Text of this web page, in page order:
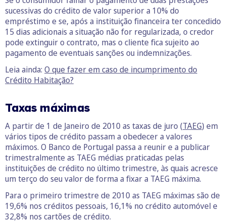
sucessivas do crédito de valor superior a 10% do
empréstimo e se, após a instituição financeira ter concedido
15 dias adicionais a situação não for regularizada, o credor
pode extinguir o contrato, mas o cliente fica sujeito ao
pagamento de eventuais sanções ou indemnizações.
Leia ainda: O que fazer em caso de incumprimento do
Crédito Habitação?
Taxas máximas
A partir de 1 de Janeiro de 2010 as taxas de juro (TAEG) em
vários tipos de crédito passam a obedecer a valores
máximos. O Banco de Portugal passa a reunir e a publicar
trimestralmente as TAEG médias praticadas pelas
instituições de crédito no último trimestre, às quais acresce
um terço do seu valor de forma a fixar a TAEG máxima.
Para o primeiro trimestre de 2010 as TAEG máximas são de
19,6% nos créditos pessoais, 16,1% no crédito automóvel e
32,8% nos cartões de crédito.